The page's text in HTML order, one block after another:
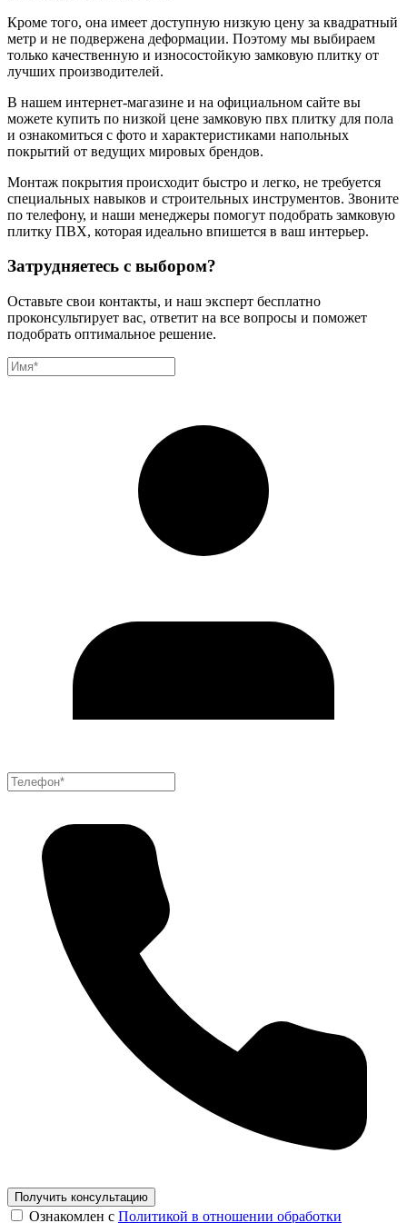
Кроме того, она имеет доступную низкую цену за квадратный
метр и не подвержена деформации. Поэтому мы выбираем
только качественную и износостойкую замковую плитку от
лучших производителей.
В нашем интернет-магазине и на официальном сайте вы
можете купить по низкой цене замковую пвх плитку для пола
и ознакомиться с фото и характеристиками напольных
покрытий от ведущих мировых брендов.
Монтаж покрытия происходит быстро и легко, не требуется
специальных навыков и строительных инструментов. Звоните
по телефону, и наши менеджеры помогут подобрать замковую
плитку ПВХ, которая идеально впишется в ваш интерьер.
Затрудняетесь с выбором?
Оставьте свои контакты, и наш эксперт бесплатно
проконсультирует вас, ответит на все вопросы и поможет
подобрать оптимальное решение.
Получить консультацию
Ознакомлен с Политикой в отношении обработки